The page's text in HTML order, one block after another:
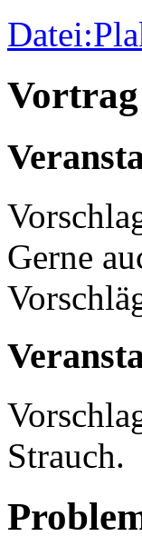
Vortrag
Gerne
Strauch.